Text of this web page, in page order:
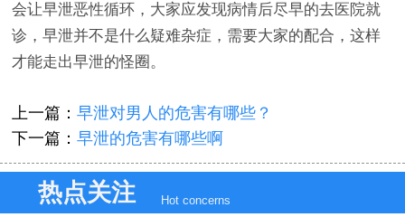
会让早泄恶性循环，大家应发现病情后尽早的去医院就
诊，早泄并不是什么疑难杂症，需要大家的配合，这样
才能走出早泄的怪圈。
上一篇：早泄对男人的危害有哪些？
下一篇：早泄的危害有哪些啊
热点关注 Hot concerns